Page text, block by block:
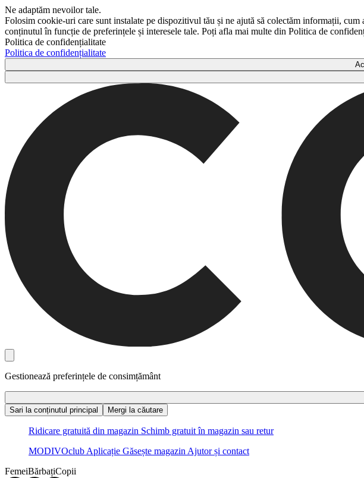
Ne adaptăm nevoilor tale.
Folosim cookie-uri care sunt instalate pe dispozitivul tău și ne ajută să colectăm informații,
conținutul în funcție de preferințele și interesele tale. Poți afla mai multe din Politica de
Politica de confidențialitate
Politica de confidențialitate
Gestionează preferințele de consimțământ
Sari la conținutul principal
Mergi la căutare
Ridicare gratuită din magazin Schimb gratuit în magazin sau retur
MODIVOclub Aplicație Găsește magazin Ajutor și contact
FemeiBărbațiCopii